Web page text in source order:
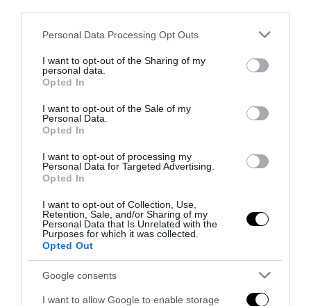
Please note that this website/app uses one or more Google
not limited to your visit or usage behaviour. You may click to
grant or deny consent to Google and its third-party tags to
use your data for below specified purposes in below Google
consent section.
Personal Data Processing Opt Outs
I want to opt-out of the Sharing of my
personal data.
Opted In
I want to opt-out of the Sale of my
Personal Data.
Opted In
I want to opt-out of processing my
Personal Data for Targeted Advertising.
Opted In
I want to opt-out of Collection, Use,
Retention, Sale, and/or Sharing of my
Personal Data that Is Unrelated with the
Purposes for which it was collected.
Opted Out
Google consents
I want to allow Google to enable storage
Remigrazione, il Copasir riconosce all’antifascismo il
veto del disordine